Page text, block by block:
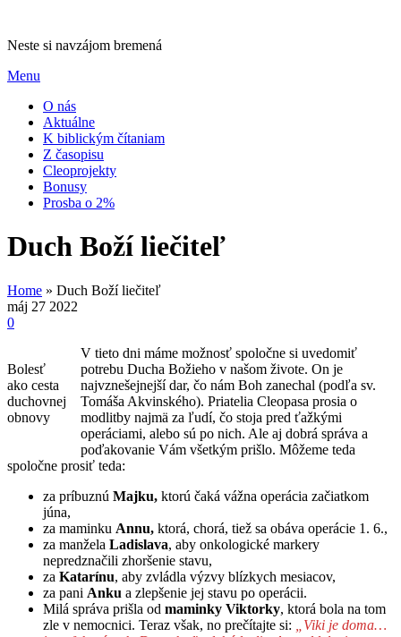
Neste si navzájom bremená
Menu
O nás
Aktuálne
K biblickým čítaniam
Z časopisu
Cleoprojekty
Bonusy
Prosba o 2%
Duch Boží liečiteľ
Home » Duch Boží liečiteľ
máj 27 2022
0
Bolesť
ako cesta
duchovnej
obnovy
V tieto dni máme možnosť spoločne si uvedomiť
potrebu Ducha Božieho v našom živote. On je
najvznešejnejší dar, čo nám Boh zanechal (podľa sv.
Tomáša Akvinského). Priatelia Cleopasa prosia o
modlitby najmä za ľudí, čo stoja pred ťažkými
operáciami, alebo sú po nich. Ale aj dobrá správa a
poďakovanie Vám všetkým prišlo. Môžeme teda
spoločne prosiť teda:
za príbuznú Majku, ktorú čaká vážna operácia začiatkom
júna,
za maminku Annu, ktorá, chorá, tiež sa obáva operácie 1. 6.,
za manžela Ladislava, aby onkologické markery
nepredznačili zhoršenie stavu,
za Katarínu, aby zvládla výzvy blízkych mesiacov,
za pani Anku a zlepšenie jej stavu po operácii.
Milá správa prišla od maminky Viktorky, ktorá bola na tom
zle v nemocnici. Teraz však, no prečítajte si:
„Viki je doma…